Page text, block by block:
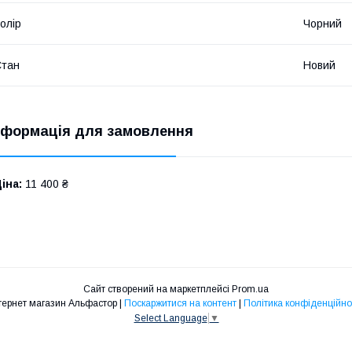
Чорний
Новий
для замовлення
11 400 ₴
Сайт створений на маркетплейсі Prom.ua
Інтернет магазин Альфастор | Поскаржитися на контент | Політика
Select Language ▼